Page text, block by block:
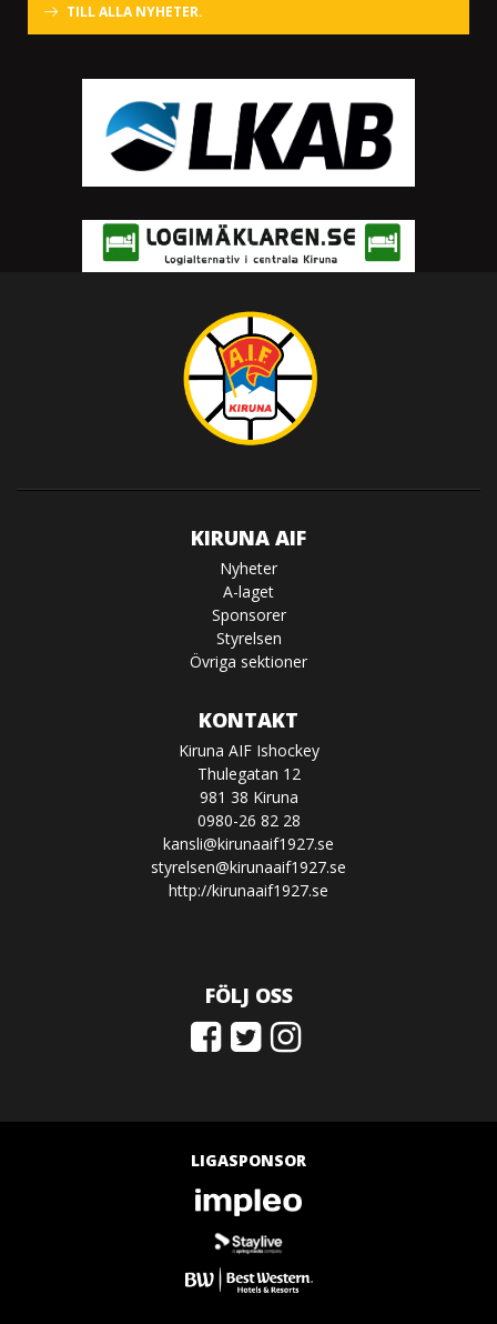
TILL ALLA NYHETER.
KIRUNA AIF
Nyheter
A-laget
Sponsorer
Styrelsen
Övriga sektioner
KONTAKT
Kiruna AIF Ishockey
Thulegatan 12
981 38 Kiruna
0980-26 82 28
kansli@kirunaaif1927.se
styrelsen@kirunaaif1927.se
http://kirunaaif1927.se
FÖLJ OSS
LIGASPONSOR